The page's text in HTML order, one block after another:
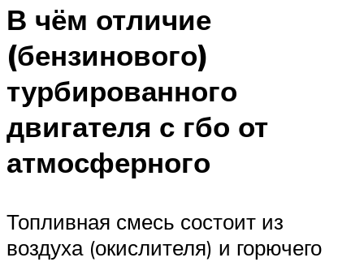
В чём отличие
(бензинового)
турбированного
двигателя с гбо от
атмосферного
Топливная смесь состоит из
воздуха (окислителя) и горючего